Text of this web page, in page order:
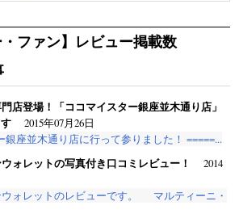
・ファン】レビュー掲載数
店登場！「ココマイスター銀座並木通り店」
2015年07月26日
銀座並木通り店に行って参りました！ =====...
ォレットの写真付き口コミレビュー！
2014
ウォレットのレビューです。 マルティーニ・